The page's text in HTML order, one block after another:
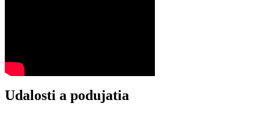
Udalosti a podujatia